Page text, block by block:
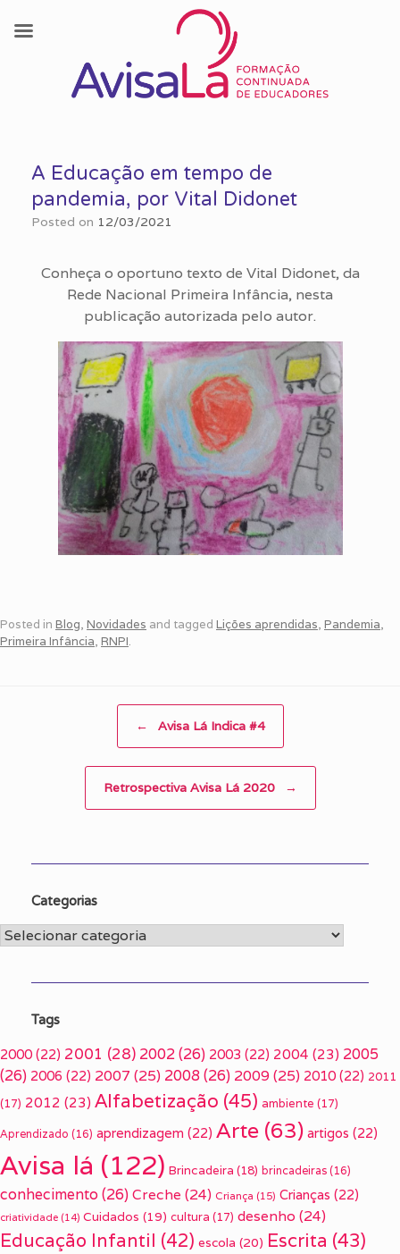
contentA Educação em tempo de
pandemia, por Vital Didonet
Posted on 12/03/2021
Conheça o oportuno texto de Vital Didonet, da
Rede Nacional Primeira Infância, nesta
publicação autorizada pelo autor.
Posted in Blog, Novidades and tagged Lições aprendidas, Pandemia,
Primeira Infância, RNPI.
← Avisa Lá Indica #4
Retrospectiva Avisa Lá 2020 →
Categorias
Categorias
Tags
2000 (22) 2001 (28) 2002(26) 2003 (22) 2004 (23) 2005
(26) 2006 (22) 2007 (25) 2008(26) 2009(25) 2010 (22) 2011
(17) 2012 (23) Alfabetização (45) ambiente (17)
Aprendizado (16) aprendizagem (22) Arte (63) artigos (22)
Avisa lá (122) Brincadeira (18) brincadeiras (16)
conhecimento(26) Creche (24) Criança (15) Crianças (22)
criatividade (14) Cuidados (19) cultura (17) desenho (24)
Educação Infantil (42) escola (20) Escrita (43)